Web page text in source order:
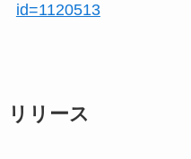
id=1120513
リリース